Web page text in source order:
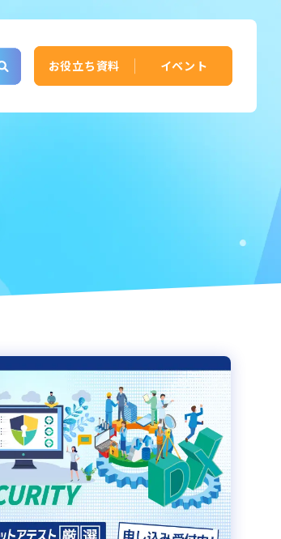
お役立ち資料 イベント